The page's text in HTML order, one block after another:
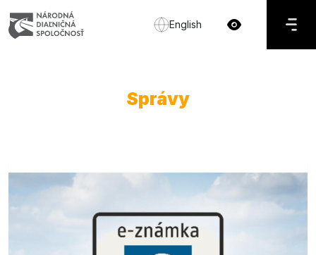
English
Správy